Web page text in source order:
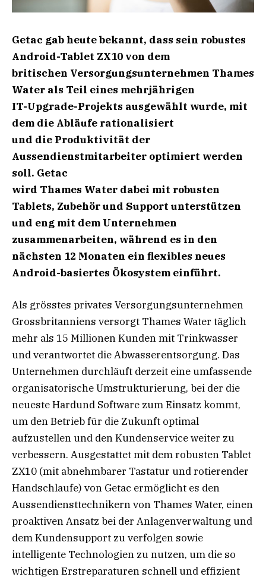
Getac gab heute bekannt, dass sein robustes
Android-Tablet ZX10 von dem
britischen Versorgungsunternehmen Thames
Water als Teil eines mehrjährigen
IT-Upgrade-Projekts ausgewählt wurde, mit
dem die Abläufe rationalisiert
und die Produktivität der
Aussendienstmitarbeiter optimiert werden
soll. Getac
wird Thames Water dabei mit robusten
Tablets, Zubehör und Support unterstützen
und eng mit dem Unternehmen
zusammenarbeiten, während es in den
nächsten 12 Monaten ein flexibles neues
Android-basiertes Ökosystem einführt.
Als grösstes privates Versorgungsunternehmen
Grossbritanniens versorgt Thames Water täglich
mehr als 15 Millionen Kunden mit Trinkwasser
und verantwortet die Abwasserentsorgung. Das
Unternehmen durchläuft derzeit eine umfassende
organisatorische Umstrukturierung, bei der die
neueste Hardund Software zum Einsatz kommt,
um den Betrieb für die Zukunft optimal
aufzustellen und den Kundenservice weiter zu
verbessern. Ausgestattet mit dem robusten Tablet
ZX10 (mit abnehmbarer Tastatur und rotierender
Handschlaufe) von Getac ermöglicht es den
Aussendiensttechnikern von Thames Water, einen
proaktiven Ansatz bei der Anlagenverwaltung und
dem Kundensupport zu verfolgen sowie
intelligente Technologien zu nutzen, um die so
wichtigen Erstreparaturen schnell und effizient